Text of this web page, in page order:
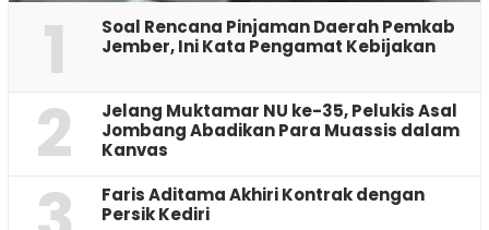
1
‎Soal Rencana Pinjaman Daerah Pemkab
Jember, Ini Kata Pengamat Kebijakan ‎
2
Jelang Muktamar NU ke-35, Pelukis Asal
Jombang Abadikan Para Muassis dalam
Kanvas
Faris Aditama Akhiri Kontrak dengan
Persik Kediri